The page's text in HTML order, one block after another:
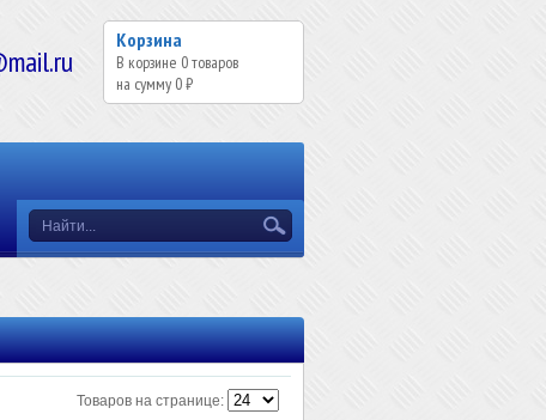
Корзина
В корзине 0товаров
на сумму 0 ₽
Товаров на странице: